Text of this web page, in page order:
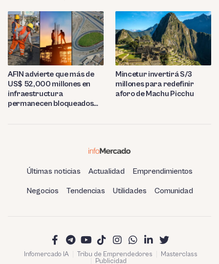
AFIN advierte que más de
US$ 52,000 millones en
infraestructura
permanecen bloqueados
Mincetur invertirá S/3
millones para redefinir
aforo de Machu Picchu
Últimas noticias Actualidad Emprendimientos
Negocios Tendencias Utilidades Comunidad
Infomercado IA Tribu de Emprendedores
Masterclass
Publicidad